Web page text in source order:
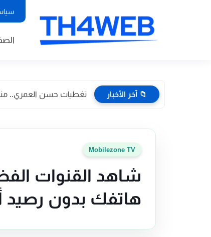
📁 آخر الأخبار تغطيات حسن العمري..
Mobilezone TV
شاهد القنوات
هاتفك بدون رصيد